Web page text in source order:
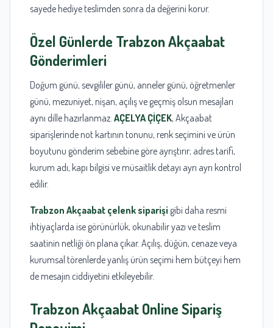
sayede hediye teslimden sonra da değerini korur.
Özel Günlerde Trabzon Akçaabat
Gönderimleri
Doğum günü, sevgililer günü, anneler günü, öğretmenler
günü, mezuniyet, nişan, açılış ve geçmiş olsun mesajları
aynı dille hazırlanmaz. AÇELYA ÇİÇEK, Akçaabat
siparişlerinde not kartının tonunu, renk seçimini ve ürün
boyutunu gönderim sebebine göre ayrıştırır; adres tarifi,
kurum adı, kapı bilgisi ve müsaitlik detayı ayrı ayrı kontrol
edilir.
Trabzon Akçaabat çelenk siparişi gibi daha resmi
ihtiyaçlarda ise görünürlük, okunabilir yazı ve teslim
saatinin netliği ön plana çıkar. Açılış, düğün, cenaze veya
kurumsal törenlerde yanlış ürün seçimi hem bütçeyi hem
de mesajın ciddiyetini etkileyebilir.
TrabzonAkçaabat Online Sipariş